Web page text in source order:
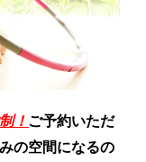
！ ご予約いただ
の空間になるの